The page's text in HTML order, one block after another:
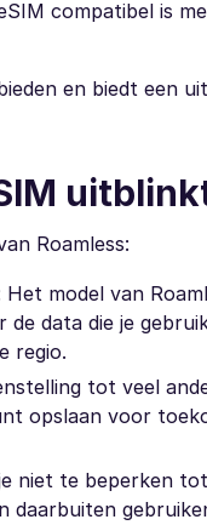
compatibel is
en biedt een
Roamless:
model van
de data die je
regio.
tot veel
opslaan voor
niet te beperken
daarbuiten